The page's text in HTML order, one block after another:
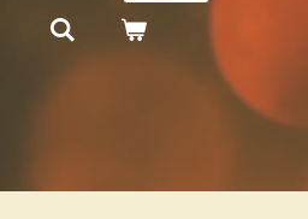
hoofdinhoud